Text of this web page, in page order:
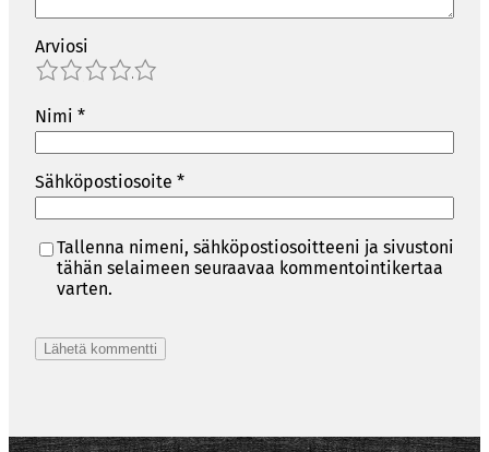
Arviosi
4
3
2
1
Nimi *
Sähköpostiosoite *
Tallenna nimeni, sähköpostiosoitteeni ja sivustoni
tähän selaimeen seuraavaa kommentointikertaa
varten.